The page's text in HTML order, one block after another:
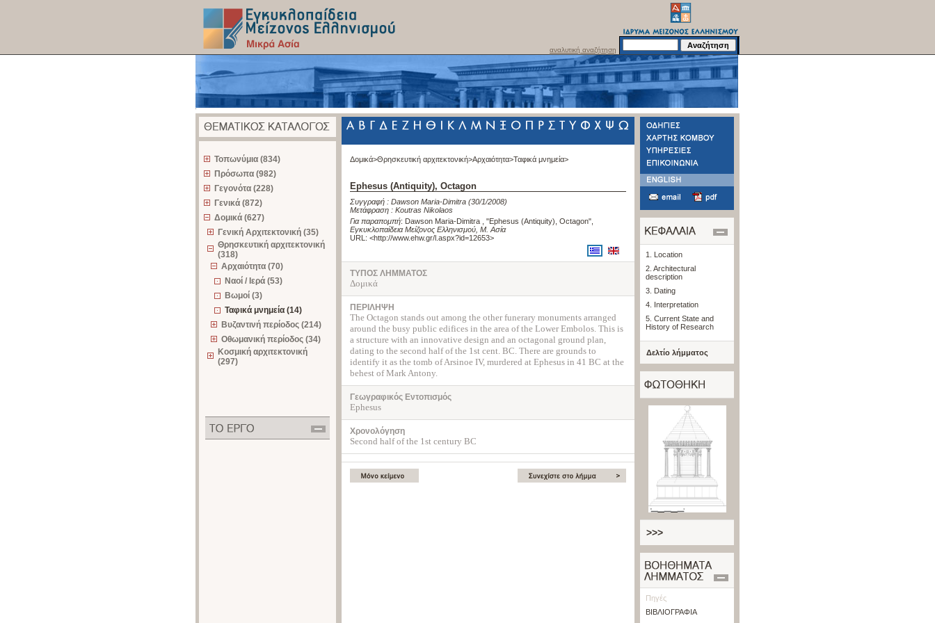
αναλυτική αναζήτηση
Τοπωνύμια (834)
Πρόσωπα (982)
Γεγονότα (228)
Γενικά (872)
Δομικά (627)
Γενική Αρχιτεκτονική (35)
Θρησκευτική αρχιτεκτονική
(318)
Αρχαιότητα (70)
Ναοί / Ιερά (53)
Βωμοί (3)
Ταφικά μνημεία (14)
Βυζαντινή περίοδος (214)
Οθωμανική περίοδος (34)
Κοσμική αρχιτεκτονική
(297)
Δομικά>Θρησκευτική αρχιτεκτονική>Αρχαιότητα>Ταφικά μνημεία>
Ephesus (Antiquity), Octagon
Συγγραφή : Dawson Maria-Dimitra (30/1/2008)
Μετάφραση : Koutras Nikolaos
Για παραπομπή: Dawson Maria-Dimitra , "Ephesus (Antiquity), Octagon"
Εγκυκλοπαίδεια Μείζονος Ελληνισμού, Μ. Ασία
URL: <http://www.ehw.gr/l.aspx?id=12653>
ΤΥΠΟΣ ΛΗΜΜΑΤΟΣ
Δομικά
ΠΕΡΙΛΗΨΗ
The Octagon stands out among the other funerary monuments arranged
around the busy public edifices in the area of the Lower Embolos. This is
a structure with an innovative design and an octagonal ground plan,
dating to the second half of the 1st cent. BC. There are grounds to
identify it as the tomb of Arsinoe IV, murdered at Ephesus in 41 BC at the
behest of Mark Antony.
Γεωγραφικός Εντοπισμός
Ephesus
Χρονολόγηση
Second half of the 1st century BC
1. Location
2. Architectural
description
3. Dating
4. Interpretation
5. Current State and
History of Research
Δελτίο λήμματος
>>>
Πηγές
ΒΙΒΛΙΟΓΡΑΦΙΑ